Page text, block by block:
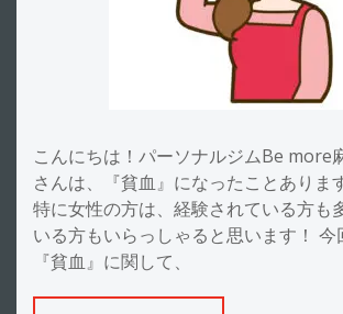
こんにちは！パーソナルジムBe more
さんは、『貧血』になったことありま
特に女性の方は、経験されている方も
いる方もいらっしゃると思います！ 今
『貧血』に関して、